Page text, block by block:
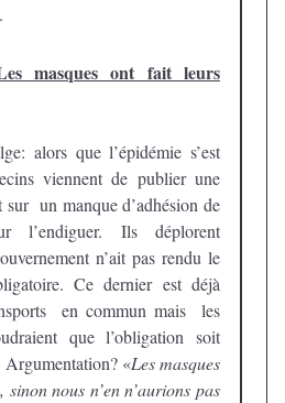
masques ont fait leurs
alors que l’épidémie s’est
viennent de publier une
sur un manque d’adhésion de
l’endiguer. Ils déplorent
n’ait pas rendu le
Ce dernier est déjà
en commun mais les
que l’obligation soit
Argumentation? «Les masques
nous n’en n’aurions pas